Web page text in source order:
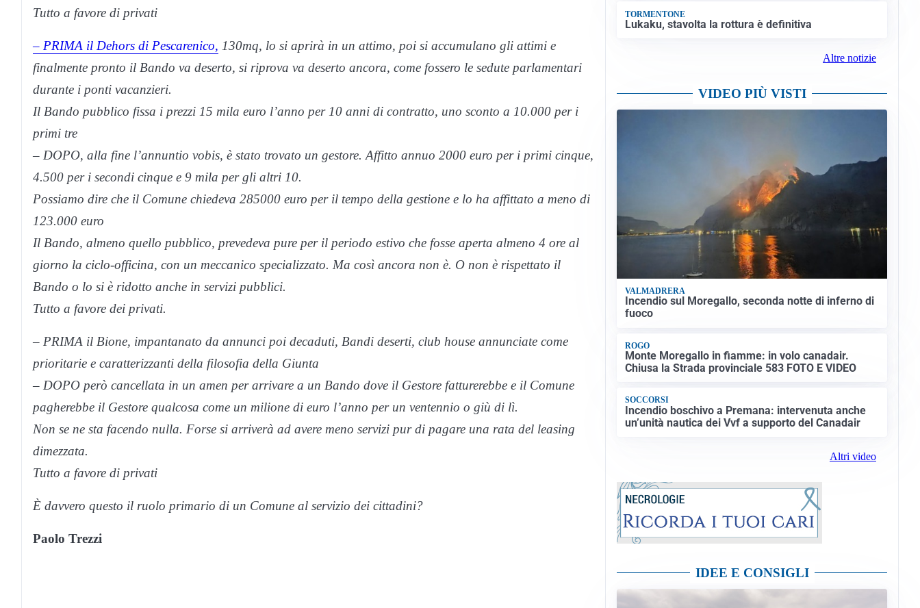
Tutto a favore di privati
– PRIMA il Dehors di Pescarenico, 130mq, lo si aprirà in un attimo, poi si accumulano gli attimi e
finalmente pronto il Bando va deserto, si riprova va deserto ancora, come fossero le sedute parlamentari
durante i ponti vacanzieri.
Il Bando pubblico fissa i prezzi 15 mila euro l’anno per 10 anni di contratto, uno sconto a 10.000 per i
primi tre
– DOPO, alla fine l’annuntio vobis, è stato trovato un gestore. Affitto annuo 2000 euro per i primi cinque,
4.500 per i secondi cinque e 9 mila per gli altri 10.
Possiamo dire che il Comune chiedeva 285000 euro per il tempo della gestione e lo ha affittato a meno di
123.000 euro
Il Bando, almeno quello pubblico, prevedeva pure per il periodo estivo che fosse aperta almeno 4 ore al
giorno la ciclo-officina, con un meccanico specializzato. Ma così ancora non è. O non è rispettato il
Bando o lo si è ridotto anche in servizi pubblici.
Tutto a favore dei privati.
– PRIMA il Bione, impantanato da annunci poi decaduti, Bandi deserti, club house annunciate come
prioritarie e caratterizzanti della filosofia della Giunta
– DOPO però cancellata in un amen per arrivare a un Bando dove il Gestore fatturerebbe e il Comune
pagherebbe il Gestore qualcosa come un milione di euro l’anno per un ventennio o giù di lì.
Non se ne sta facendo nulla. Forse si arriverà ad avere meno servizi pur di pagare una rata del leasing
dimezzata.
Tutto a favore di privati
È davvero questo il ruolo primario di un Comune al servizio dei cittadini?
Paolo Trezzi
TORMENTONE
Lukaku, stavolta la rottura è definitiva
Altre notizie
VIDEO PIÙ VISTI
VALMADRERA
Incendio sul Moregallo, seconda notte di inferno di
fuoco
ROGO
Monte Moregallo in fiamme: in volo canadair.
Chiusa la Strada provinciale 583 FOTO E VIDEO
SOCCORSI
Incendio boschivo a Premana: intervenuta anche
un’unità nautica dei Vvf a supporto del Canadair
Altri video
IDEE E CONSIGLI